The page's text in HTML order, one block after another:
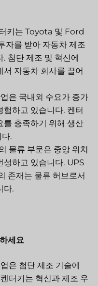
키는 Toyota 및 Ford
자를 받아 자동차 제조
첨단 제조 및 혁신에
자동차 회사를 끌어
은 국내외 수요가 증가
하고 있습니다. 켄터
를 충족하기 위해 생산
.
물류 부문은 중앙 위치
성하고 있습니다. UPS
존재는 물류 허브로서
다.
세요
은 첨단 제조 기술에
터키는 혁신과 제조 우